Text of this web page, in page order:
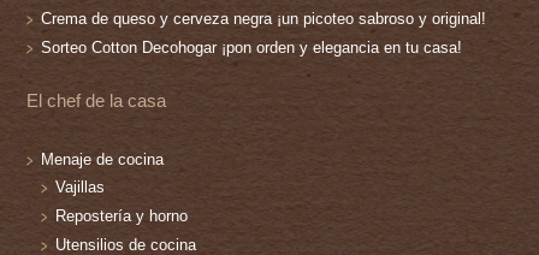
Crema de queso y cerveza negra ¡un picoteo sabroso y original!
Sorteo Cotton Decohogar ¡pon orden y elegancia en tu casa!
El chef de la casa
Menaje de cocina
Vajillas
Repostería y horno
Utensilios de cocina